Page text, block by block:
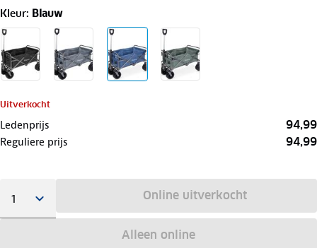
Kleur: Blauw
Uitverkocht
Ledenprijs 94,99
Reguliere prijs 94,99
Online uitverkocht
Alleen online